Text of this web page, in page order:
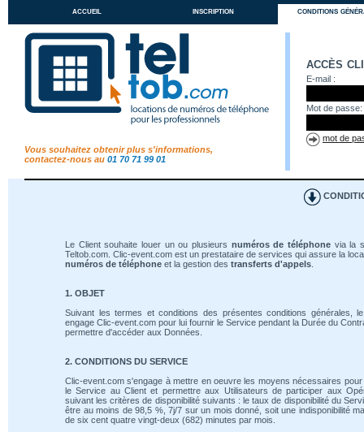
accueil inscription conditions
Vous souhaitez obtenir plus s'informations,
contactez-nous au 01 70 71 99 01
accès
E-mail :
Mot de passe:
mot de
Le Client souhaite louer un ou plusieurs numéros de téléphone via la
Teltob.com. Clic-event.com est un prestataire de services qui assure la
numéros de téléphone et la gestion des transferts d'appels
1. OBJET
Suivant les termes et conditions des présentes conditions générales,
engage Clic-event.com pour lui fournir le Service pendant la Durée du
permettre d'accéder aux Données.
2. CONDITIONS DU SERVICE
Clic-event.com s'engage à mettre en oeuvre les moyens nécessaires pour
le Service au Client et permettre aux Utilisateurs de participer aux
suivant les critères de disponibilité suivants : le taux de disponibilité du
être au moins de 98,5 %, 7j/7 sur un mois donné, soit une indisponibilité
de six cent quatre vingt-deux (682) minutes par mois.